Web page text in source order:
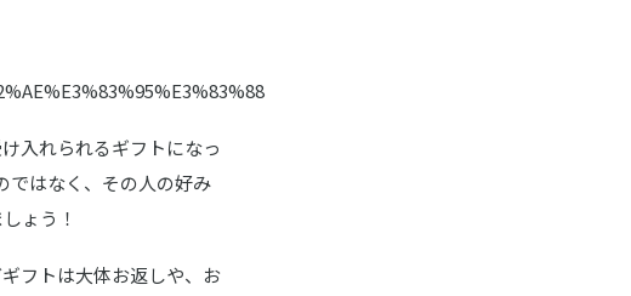
入れられるギフトになっ
ではなく、その人の好み
ょう！
フトは大体お返しや、お